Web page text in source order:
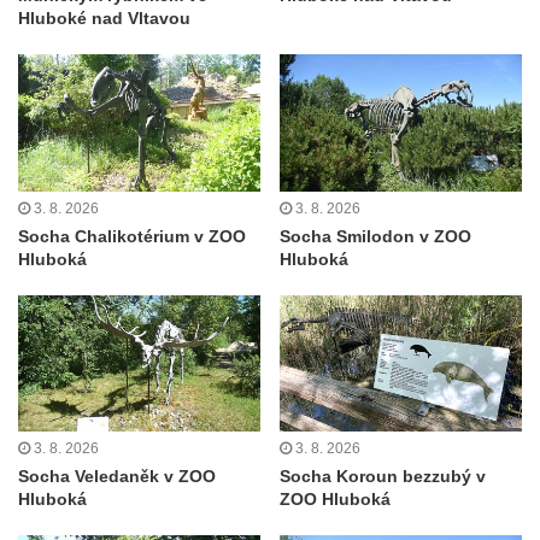
května v Rumburku
Pamětní deska Johanna Neumanna
severně od Tokáně
Obrázek svatého Huberta na buku svatého
Huberta
Obrázek svatého Jakuba na skále u cesty
východně od Srbské Kamenice
čp. 37 v Račicích
Socha ležícího koně v Sadech
Československé armády v Teplicích
Socha Medvídě v Tierpark Chemnitz
Sochy Ležící žena v Tierpark Chemnitz
Sochy Ptáci v Tierpark Chemnitz
Hluboké nad Vltavou
3. 8. 2026
Socha Chalikotérium v ZOO
Hluboká
3. 8. 2026
Socha Smilodon v ZOO
Hluboká
3. 8. 2026
Socha Veledaněk v ZOO
Hluboká
3. 8. 2026
Socha Koroun bezzubý v
ZOO Hluboká